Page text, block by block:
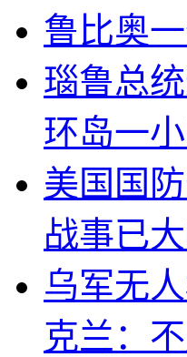
鲁比奥
瑙鲁总
环岛一
美国国
战事已
乌军无
克兰：